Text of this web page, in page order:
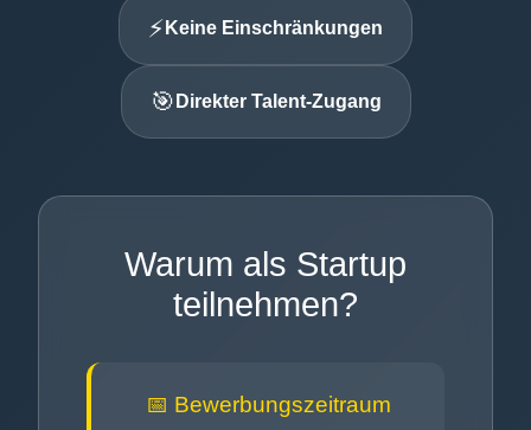
⚡ Keine Einschränkungen
🎯 Direkter Talent-Zugang
Warum als Startup
teilnehmen?
📅 Bewerbungszeitraum